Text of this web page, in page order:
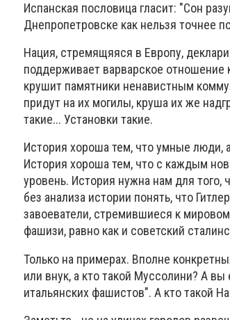
Испанская пословица гласит: "Сон
Днепропетровске как нельзя точнее
Нация, стремящяяся в Европу,
поддерживает варварское отношение
крушит памятники ненавистным
придут на их могилы, круша их же
такие... Установки такие.
История хороша тем, что умные люди,
История хороша тем, что с каждым
уровень. История нужна нам для того,
без анализа истории понять, что
завоеватели, стремившиеся к
фашизи, равно как и советский
Только на примерах. Вполне
или внук, а кто такой Муссолини? А
итальянских фашистов". А кто такой